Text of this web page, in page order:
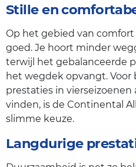
Stille en
Op het gebied van
goed. Je hoort minder
terwijl het gebalanceerde
het wegdek opvangt. Voor
prestaties in
vinden, is de Continental
slimme keuze.
Langdurige